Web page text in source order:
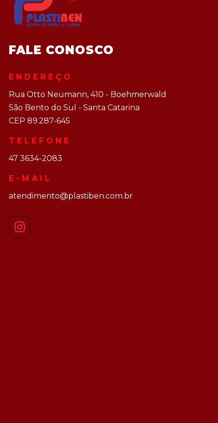
FALE CONOSCO
ENDEREÇO
Rua Otto Neumann, 410 - Boehmerwald
São Bento do Sul - Santa Catarina
CEP 89.287-645
TELEFONE
47 3634-2083
E-MAIL
atendimento@plastiben.com.br